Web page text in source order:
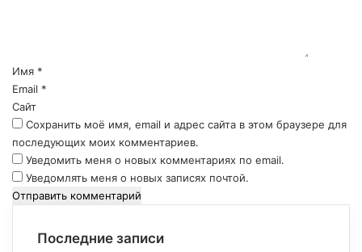
р
и
й
*
Имя *
Email *
Сайт
Сохранить моё имя, email и адрес сайта в этом браузере для
последующих моих комментариев.
Уведомить меня о новых комментариях по email.
Уведомлять меня о новых записях почтой.
Последние записи